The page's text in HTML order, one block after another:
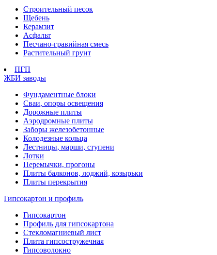
Строительный песок
Щебень
Керамзит
Асфальт
Песчано-гравийная смесь
Растительный грунт
ПГП
ЖБИ заводы
Фундаментные блоки
Сваи, опоры освещения
Дорожные плиты
Аэродромные плиты
Заборы железобетонные
Колодезные кольца
Лестницы, марши, ступени
Лотки
Перемычки, прогоны
Плиты балконов, лоджий, козырьки
Плиты перекрытия
Гипсокартон и профиль
Гипсокартон
Профиль для гипсокартона
Стекломагниевый лист
Плита гипсостружечная
Гипсоволокно